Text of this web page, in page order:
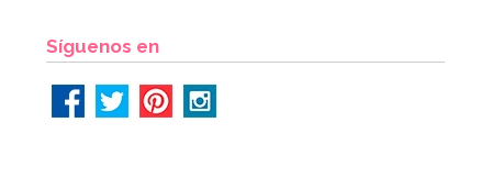
Síguenos en